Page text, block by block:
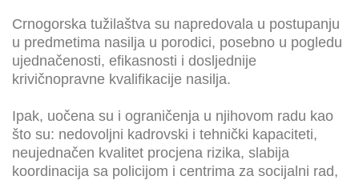
Crnogorska tužilaštva su napredovala u postupanju
u predmetima nasilja u porodici, posebno u pogledu
ujednačenosti, efikasnosti i dosljednije
krivičnopravne kvalifikacije nasilja.
Ipak, uočena su i ograničenja u njihovom radu kao
što su: nedovoljni kadrovski i tehnički kapaciteti,
neujednačen kvalitet procjena rizika, slabija
koordinacija sa policijom i centrima za socijalni rad,